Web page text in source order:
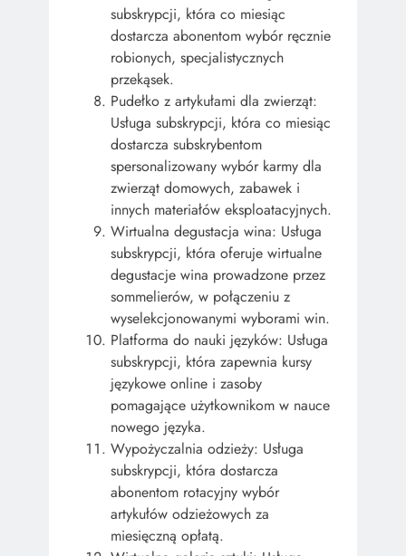
subskrypcji, która co miesiąc
dostarcza abonentom wybór ręcznie
robionych, specjalistycznych
przekąsek.
Pudełko z artykułami dla zwierząt:
Usługa subskrypcji, która co miesiąc
dostarcza subskrybentom
spersonalizowany wybór karmy dla
zwierząt domowych, zabawek i
innych materiałów eksploatacyjnych.
Wirtualna degustacja wina: Usługa
subskrypcji, która oferuje wirtualne
degustacje wina prowadzone przez
sommelierów, w połączeniu z
wyselekcjonowanymi wyborami win.
Platforma do nauki języków: Usługa
subskrypcji, która zapewnia kursy
językowe online i zasoby
pomagające użytkownikom w nauce
nowego języka.
Wypożyczalnia odzieży: Usługa
subskrypcji, która dostarcza
abonentom rotacyjny wybór
artykułów odzieżowych za
miesięczną opłatą.